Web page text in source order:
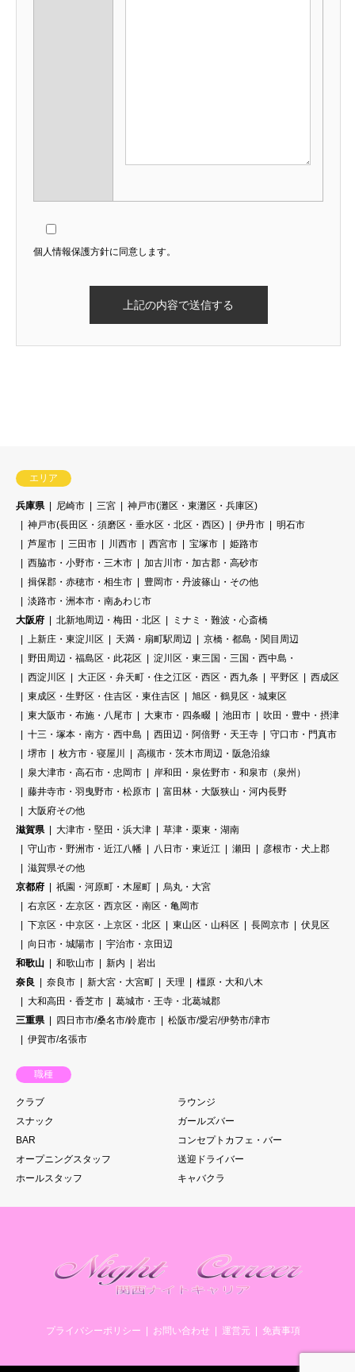
個人情報保護方針に同意します。
エリア
兵庫県 尼崎市 三宮
神戸市(灘区・東灘区・兵庫区)
神戸市(長田区・須磨区・垂水区・北区・西区)
伊丹市
明石市
芦屋市
三田市 川西市 西宮市 宝塚市
姫路市
西脇市・小野市・三木市
加古川市・加古郡・高砂市
揖保郡・赤穂市・相生市
豊岡市・丹波篠山・その他
淡路市・洲本市・南あわじ市
大阪府
北新地周辺・梅田・北区
ミナミ・難波・心斎橋
上新庄・東淀川区
天満・扇町駅周辺
京橋・都島・関目周辺
野田周辺・福島区・此花区
淀川区・東三国・三国・西中島・
西淀川区
大正区・弁天町・住之江区・西区・西九条 平野区
西成区
東成区・生野区・住吉区・東住吉区
旭区・鶴見区・城東区
東大阪市・布施・八尾市
大東市・四条畷 池田市
吹田・豊中・摂津
十三・塚本・南方・西中島
西田辺・阿倍野・天王寺
守口市・門真市
堺市
枚方市・寝屋川
高槻市・茨木市周辺・阪急沿線
泉大津市・高石市・忠岡市
岸和田・泉佐野市・和泉市（泉州）
藤井寺市・羽曳野市・松原市
富田林・大阪狭山・河内長野
大阪府その他
滋賀県
大津市・堅田・浜大津
草津・栗東・湖南
守山市・野洲市・近江八幡
八日市・東近江 瀬田
彦根市・犬上郡
滋賀県その他
京都府
祇園・河原町・木屋町
烏丸・大宮
右京区・左京区・西京区・南区・亀岡市
下京区・中京区・上京区・北区
東山区・山科区 長岡京市
伏見区
向日市・城陽市
宇治市・京田辺
和歌山
和歌山市 新内
岩出
奈良
奈良市 新大宮・大宮町 天理
橿原・大和八木
大和高田・香芝市
葛城市・王寺・北葛城郡
三重県
四日市市/桑名市/鈴鹿市
松阪市/愛宕/伊勢市/津市
伊賀市/名張市
職種
クラブ
ラウンジ
スナック
ガールズバー
BAR
コンセプトカフェ・バー
オープニングスタッフ
送迎ドライバー
ホールスタッフ
キャバクラ
プライバシーポリシー お問い合わせ 運営元 免責事項